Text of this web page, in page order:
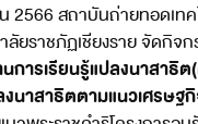
สถาบันถ่ายทอดเทค
ยราชภัฏเชียงราย จัดกิจ
การเรียนรู้แปลงนาสาธิ
งนาสาธิตตามแนวเศรษฐ